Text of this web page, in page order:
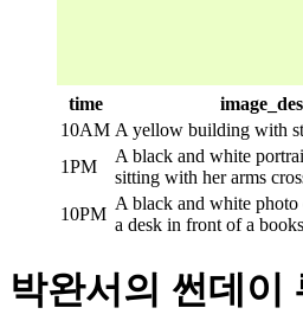
time
10AM A yellow building with
1PM
A black and white
sitting with her arms
10PM
A black and white
a desk in front of a
박완서의 썬데이